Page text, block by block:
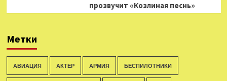
прозвучит «Козлиная песнь»
Метки
АВИАЦИЯ АКТЁР АРМИЯ БЕСПИЛОТНИКИ